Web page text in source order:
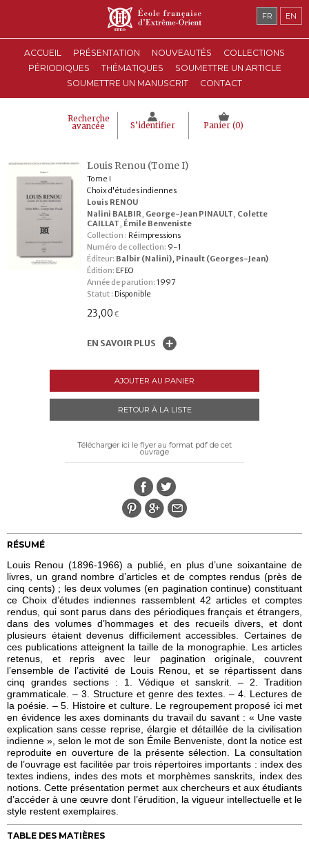
ACCUEIL PRÉSENTATION NOUVEAUTÉS
COLLECTIONS
PÉRIODIQUES
THÉMATIQUES
SOUMETTRE UN ARTICLE
SOUMETTRE UN MANUSCRIT
CONTACT
Recherche
avancée S’identifier Panier (0)
FR EN
Louis Renou (Tome I)
Tome I
Choix d'études indiennes
Louis RENOU
Nalini BALBIR, George-Jean PINAULT, Colette
CAILLAT, Émile Benveniste
Collection : Réimpressions
Numéro de collection: 9-1
Éditeur: Balbir (Nalini), Pinault (Georges-Jean)
Édition: EFEO
Année de parution: 1997
Statut : Disponible
23,00 €
EN SAVOIR PLUS
AJOUTER AU PANIER
RETOUR À LA LISTE
Télécharger ici le flyer au format pdf de cet
ouvrage
RÉSUMÉ
Louis Renou (1896-1966) a publié, en plus d’une soixantaine de
livres, un grand nombre d’articles et de comptes rendus (près de
cinq cents) ; les deux volumes (en pagination continue) constituant
ce Choix d’études indiennes rassemblent 42 articles et comptes
rendus, qui sont parus dans des périodiques français et étrangers,
dans des volumes d’hommages et des recueils divers, et dont
plusieurs étaient devenus difficilement accessibles. Certaines de
ces publications atteignent la taille de la monographie. Les articles
retenus, et repris avec leur pagination originale, couvrent
l’ensemble de l’activité de Louis Renou, et se répartissent dans
cinq grandes sections : 1. Védique et sanskrit. – 2. Tradition
grammaticale. – 3. Structure et genre des textes. – 4. Lectures de
la poésie. – 5. Histoire et culture. Le regroupement proposé ici met
en évidence les axes dominants du travail du savant : « Une vaste
explication sans cesse reprise, élargie et détaillée de la civilisation
indienne », selon le mot de son Émile Benveniste, dont la notice est
reproduite en ouverture de la présente sélection. La consultation
de l’ouvrage est facilitée par trois répertoires importants : index des
textes indiens, indes des mots et morphèmes sanskrits, index des
notions. Cette présentation permet aux chercheurs et aux étudiants
d’accéder à une œuvre dont l’érudition, la vigueur intellectuelle et le
style restent exemplaires.
TABLE DES MATIÈRES